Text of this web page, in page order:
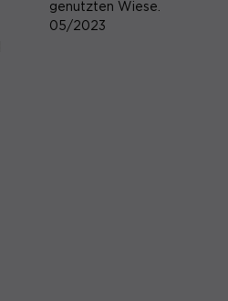
genutzten Wiese.
05/2023